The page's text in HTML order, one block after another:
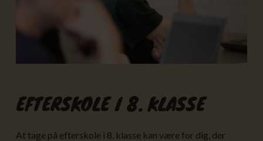
EFTERSKOLE I 8. KLASSE
At tage på efterskole i 8. klasse kan være for dig, der